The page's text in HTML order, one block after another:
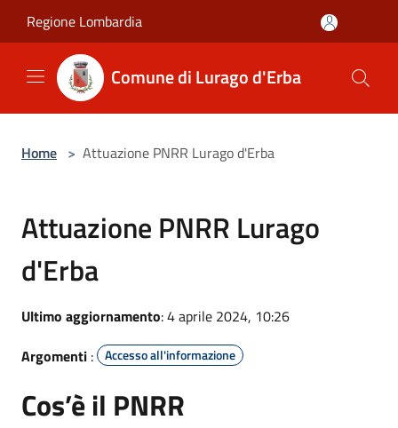
Regione Lombardia
Comune di Lurago d'Erba
Home > Attuazione PNRR Lurago d'Erba
Attuazione PNRR Lurago
d'Erba
Ultimo aggiornamento: 4 aprile 2024, 10:26
Argomenti : Accesso all'informazione
Cos’è il PNRR